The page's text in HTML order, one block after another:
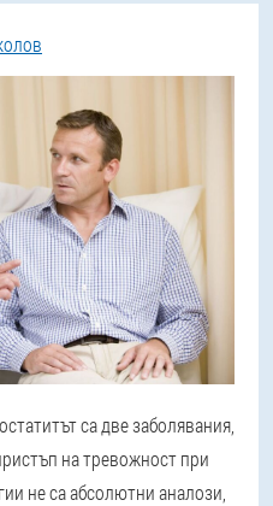
са две заболявания,
на тревожност при
не са абсолютни аналози,